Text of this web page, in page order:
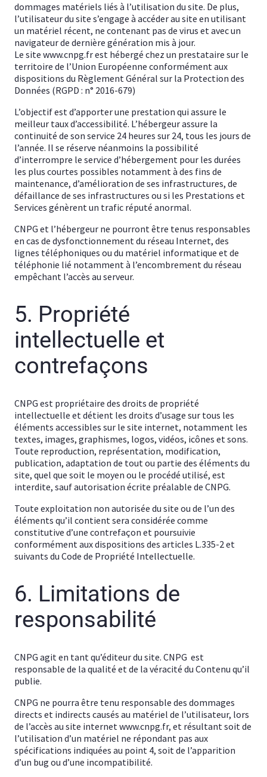
dommages matériels liés à l’utilisation du site. De plus,
l’utilisateur du site s’engage à accéder au site en utilisant
un matériel récent, ne contenant pas de virus et avec un
navigateur de dernière génération mis à jour.
Le site www.cnpg.fr est hébergé chez un prestataire sur le
territoire de l’Union Européenne conformément aux
dispositions du Règlement Général sur la Protection des
Données (RGPD : n° 2016-679)
L’objectif est d’apporter une prestation qui assure le
meilleur taux d’accessibilité. L’hébergeur assure la
continuité de son service 24 heures sur 24, tous les jours de
l’année. Il se réserve néanmoins la possibilité
d’interrompre le service d’hébergement pour les durées
les plus courtes possibles notamment à des fins de
maintenance, d’amélioration de ses infrastructures, de
défaillance de ses infrastructures ou si les Prestations et
Services génèrent un trafic réputé anormal.
CNPG et l’hébergeur ne pourront être tenus responsables
en cas de dysfonctionnement du réseau Internet, des
lignes téléphoniques ou du matériel informatique et de
téléphonie lié notamment à l’encombrement du réseau
empêchant l’accès au serveur.
5. Propriété
intellectuelle et
contrefaçons
CNPG est propriétaire des droits de propriété
intellectuelle et détient les droits d’usage sur tous les
éléments accessibles sur le site internet, notamment les
textes, images, graphismes, logos, vidéos, icônes et sons.
Toute reproduction, représentation, modification,
publication, adaptation de tout ou partie des éléments du
site, quel que soit le moyen ou le procédé utilisé, est
interdite, sauf autorisation écrite préalable de CNPG.
Toute exploitation non autorisée du site ou de l’un des
éléments qu’il contient sera considérée comme
constitutive d’une contrefaçon et poursuivie
conformément aux dispositions des articles L.335-2 et
suivants du Code de Propriété Intellectuelle.
6. Limitations de
responsabilité
CNPG agit en tant qu’éditeur du site. CNPG est
responsable de la qualité et de la véracité du Contenu qu’il
publie.
CNPG ne pourra être tenu responsable des dommages
directs et indirects causés au matériel de l’utilisateur, lors
de l’accès au site internet www.cnpg.fr, et résultant soit de
l’utilisation d’un matériel ne répondant pas aux
spécifications indiquées au point 4, soit de l’apparition
d’un bug ou d’une incompatibilité.